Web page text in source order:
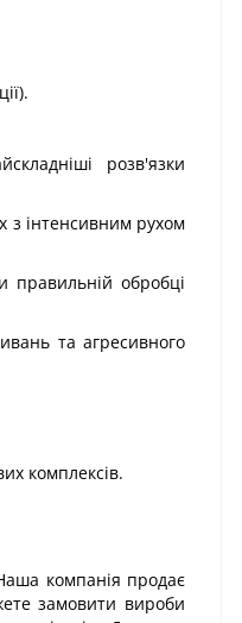
розв'язки
з інтенсивним рухом
правильній обробці
та агресивного
комплексів.
компанія продає
замовити вироби